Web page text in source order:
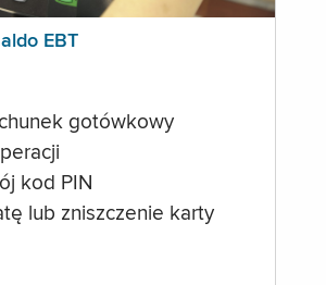
EBT
gotówkowy
kod PIN
lub zniszczenie karty